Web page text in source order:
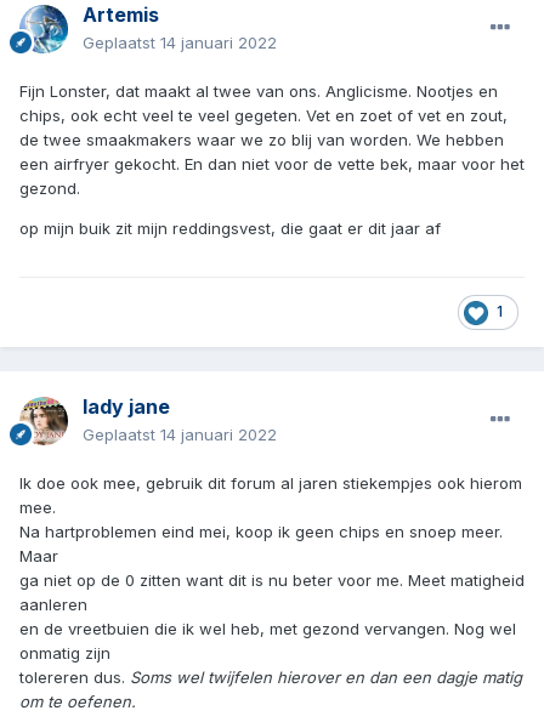
Artemis
Geplaatst 14 januari 2022
Fijn Lonster, dat maakt al twee van ons. Anglicisme. Nootjes en
chips, ook echt veel te veel gegeten. Vet en zoet of vet en zout,
de twee smaakmakers waar we zo blij van worden. We hebben
een airfryer gekocht. En dan niet voor de vette bek, maar voor het
gezond.
op mijn buik zit mijn reddingsvest, die gaat er dit jaar af
1
lady jane
Geplaatst 14 januari 2022
Ik doe ook mee, gebruik dit forum al jaren stiekempjes ook hierom
mee.
Na hartproblemen eind mei, koop ik geen chips en snoep meer.
Maar
ga niet op de 0 zitten want dit is nu beter voor me. Meet matigheid
aanleren
en de vreetbuien die ik wel heb, met gezond vervangen. Nog wel
onmatig zijn
tolereren dus. Soms wel twijfelen hierover en dan een dagje matig
om te oefenen.